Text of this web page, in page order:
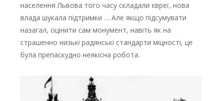
населення Львова того часу складали євреї, нова
влада шукала підтримки … Але якщо підсумувати
назагал, оцінити сам монумент, навіть як на
страшенно низькі радянські стандарти міцності, це
була препаскудно неякісна робота.